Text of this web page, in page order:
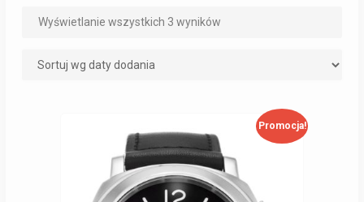
Wyświetlanie wszystkich 3 wyników
Promocja!